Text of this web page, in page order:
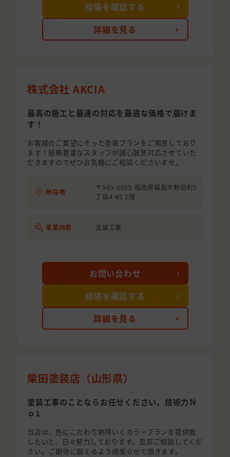
詳細を見る
相場を確認する
株式会社 AKCIA
最高の施工と最速の対応を最適な価格で届けま
す！
お客様のご要望にそった塗装プランをご用意しており
ます！経験豊富なスタッフが誠心誠意対応させていた
だきますのでぜひお気軽にご相談くださいませ。
所在地
〒960-8055 福島県福島市野田町5
丁目4-45 2階
事業内容 塗装工事
詳細を見る
お問い合わせ
相場を確認する
柴田塗装店（山形県）
塗装工事のことならお任せください。技術力Ｎ
ｏ1
当店は、色にこだわり納得いくカラープランを提供致
したいと、日々努力しております。是非ご相談してくだ
さい。ご期待に副えるよう頑張らせて頂きます。